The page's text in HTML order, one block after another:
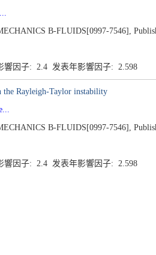
B-FLUIDS[0997-7546],
響因子: 2.4 发表年影響因子: 2.598
the Rayleigh-Taylor instability
B-FLUIDS[0997-7546],
響因子: 2.4 发表年影響因子: 2.598